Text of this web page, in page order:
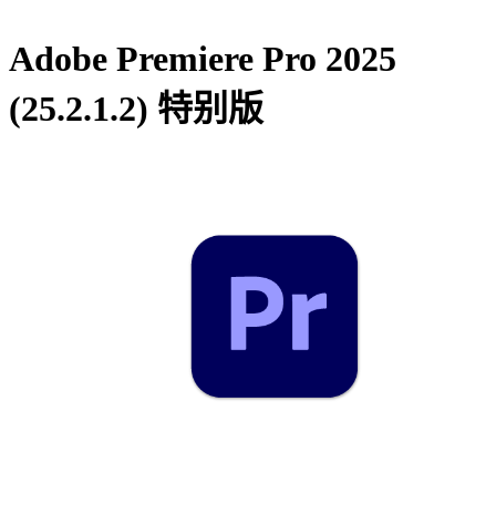
Adobe Premiere Pro 2025
(25.2.1.2) 特别版